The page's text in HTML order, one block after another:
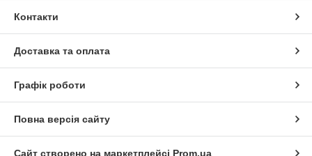
Контакти
Доставка та оплата
Графік роботи
Повна версія сайту
Сайт створено на маркетплейсі Prom.ua